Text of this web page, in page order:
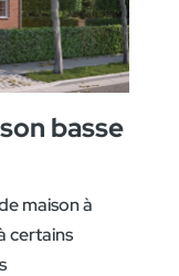
basse
maison à
certains